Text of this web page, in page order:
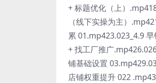
+ 标题优化（上）
（线下实操为主）
累 01.mp423.023_4.9
+ 找工厂推广
铺基础设置
店铺权重提升 022